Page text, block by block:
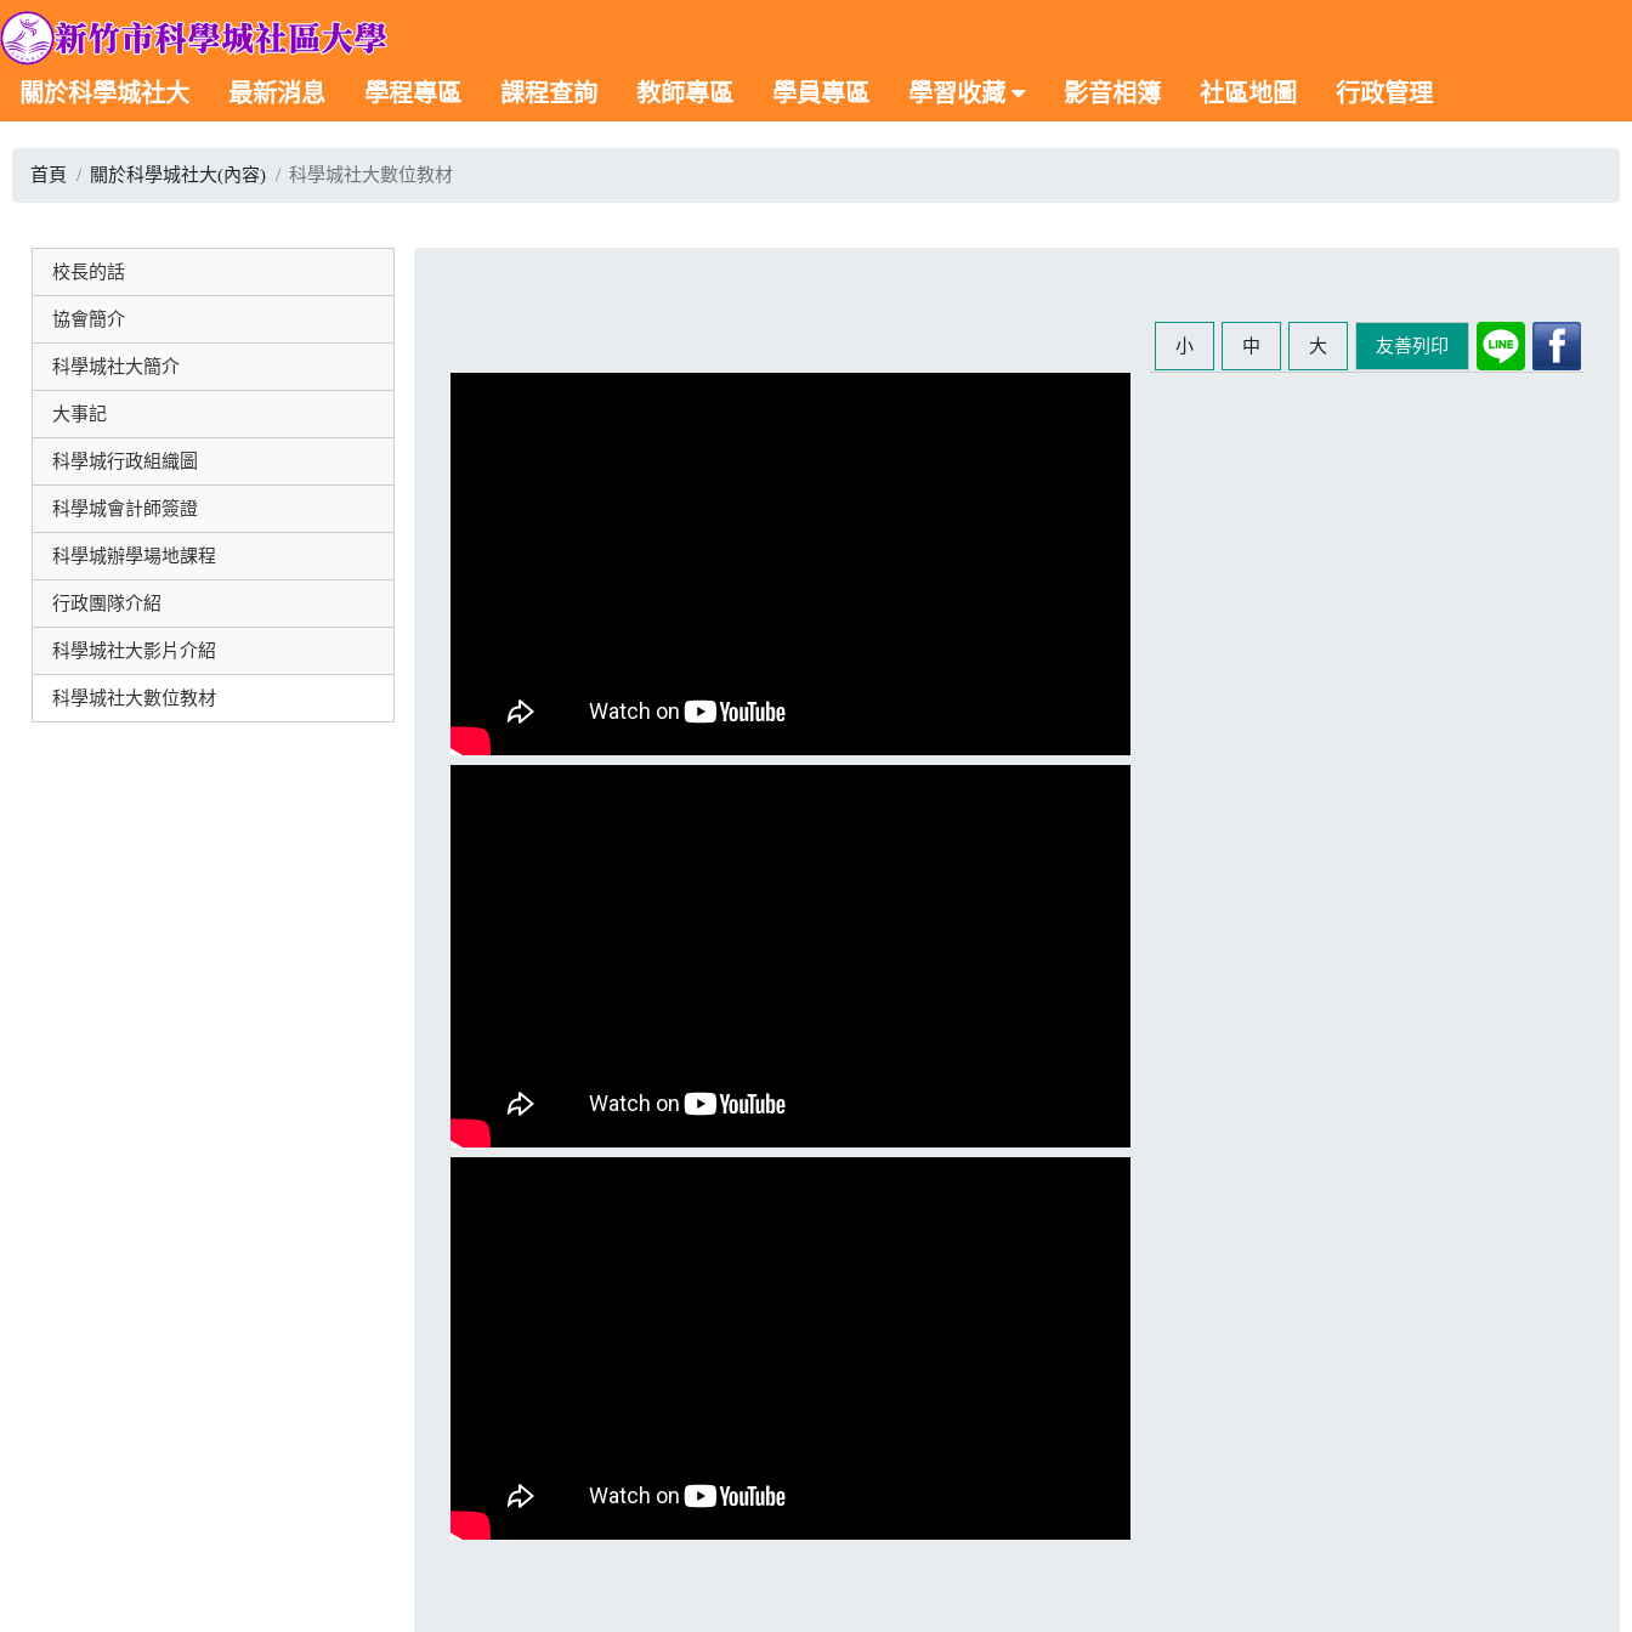
關於科學城社大 最新消息 學程專區 課程查詢 教師專區 學員專區 學習收藏 影音相簿 社區地圖 行政管理
首頁 關於科學城社大(內容) 科學城社大數位教材
校長的話
協會簡介
科學城社大簡介
大事記
科學城行政組織圖
科學城會計師簽證
科學城辦學場地課程
行政團隊介紹
科學城社大影片介紹
科學城社大數位教材
小 中 大 友善列印